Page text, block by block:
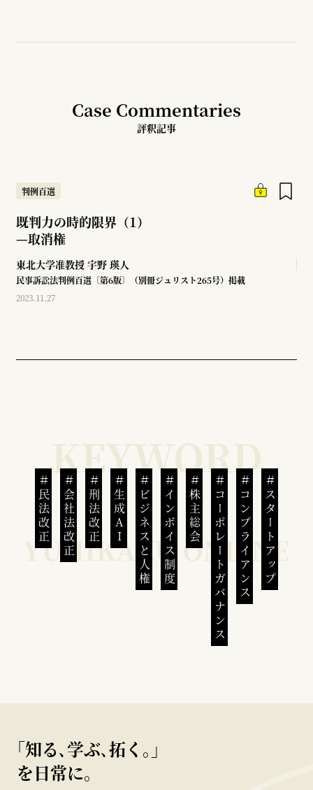
Case Commentaries
評釈記事
判例百選
既判力の時的限界（1）
—取消権
東北大学准教授 宇野 瑛人
民事訴訟法判例百選〔第6版〕（別冊ジュリスト265号）掲載
2023.11.27
民法改正 会社法改正 刑法改正 生成AI ビジネスと人権インボイス制度 株主総会 コーポレートガバナンスコンプライアンススタートアップ
｢知る､学ぶ､拓く｡｣
を日常に。